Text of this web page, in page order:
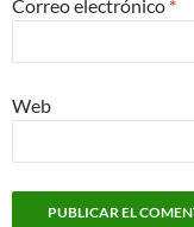
Correo electrónico *
Web